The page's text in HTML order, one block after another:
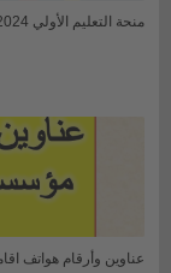
منحة التعليم الأولي 2024-2025 لأبناء منخرطي مؤسسة محمد السادس
عناوين وأرقام هواتف